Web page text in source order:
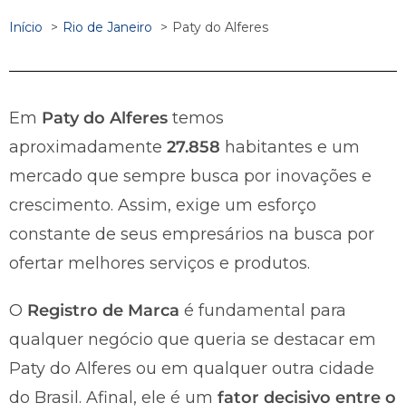
Início Rio de Janeiro Paty do Alferes
Em Paty do Alferes temos
aproximadamente 27.858 habitantes e um
mercado que sempre busca por inovações e
crescimento. Assim, exige um esforço
constante de seus empresários na busca por
ofertar melhores serviços e produtos.
O Registro de Marca é fundamental para
qualquer negócio que queria se destacar em
Paty do Alferes ou em qualquer outra cidade
do Brasil. Afinal, ele é um fator decisivo entre o